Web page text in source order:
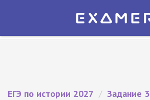
Экзамер — ЕГЭ 2027
ЕГЭ по истории 2027 / Задание 3